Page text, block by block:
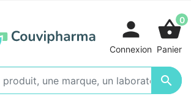

person
Connexion
shopping_basket0
Panier